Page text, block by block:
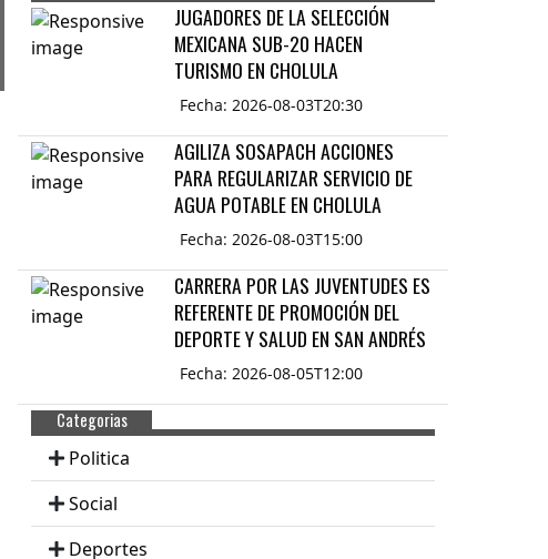
JUGADORES DE LA SELECCIÓN
MEXICANA SUB-20 HACEN
TURISMO EN CHOLULA
Fecha: 2026-08-03T20:30
AGILIZA SOSAPACH ACCIONES
PARA REGULARIZAR SERVICIO DE
AGUA POTABLE EN CHOLULA
Fecha: 2026-08-03T15:00
CARRERA POR LAS JUVENTUDES ES
REFERENTE DE PROMOCIÓN DEL
DEPORTE Y SALUD EN SAN ANDRÉS
Fecha: 2026-08-05T12:00
Categorias
Politica
Social
Deportes